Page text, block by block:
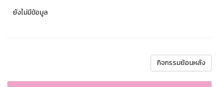
ยังไม่มีข้อมูล
กิจกรรมย้อนหลัง